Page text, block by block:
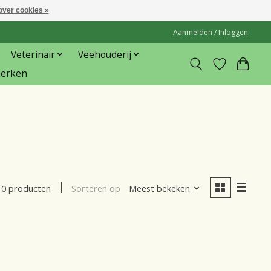
Aanmelden / Inloggen
Veterinair
Veehouderij
0 producten Sorteren op Meest bekeken
cookies »